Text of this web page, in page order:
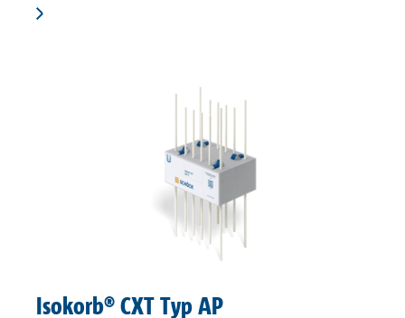
Isokorb® CXT Typ AP